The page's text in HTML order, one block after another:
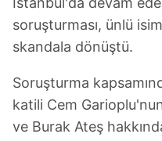
soruşturması, ünlü
skandala dönüştü.
Soruşturma
katili Cem
ve Burak Ateş